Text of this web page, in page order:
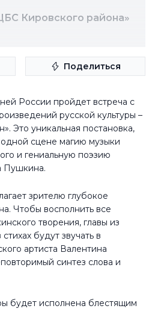
Кировского района»
Поделиться
России пройдет встреча с
русской культуры –
Это уникальная постановка,
сцене магию музыки
и гениальную поэзию
Пушкина.
зрителю глубокое
Чтобы восполнить все
творения, главы из
будут звучать в
артиста Валентина
синтез слова и
будет исполнена блестящим